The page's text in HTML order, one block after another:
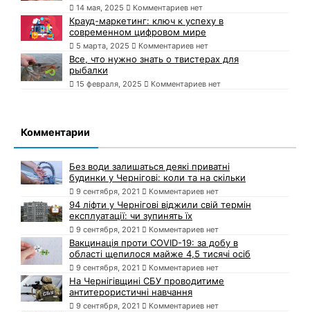
14 мая, 2025 Комментариев нет
Крауд-маркетинг: ключ к успеху в
современном цифровом мире
5 марта, 2025 Комментариев нет
Все, что нужно знать о твистерах для
рыбалки
15 февраля, 2025 Комментариев нет
Комментарии
Без води залишаться деякі приватні
будинки у Чернігові: коли та на скільки
9 сентября, 2021 Комментариев нет
94 ліфти у Чернігові віджили свій термін
експлуатації: чи зупинять їх
9 сентября, 2021 Комментариев нет
Вакцинація проти COVID-19: за добу в
області щепилося майже 4,5 тисячі осіб
9 сентября, 2021 Комментариев нет
На Чернігівщині СБУ проводитиме
антитерористичні навчання
9 сентября, 2021 Комментариев нет